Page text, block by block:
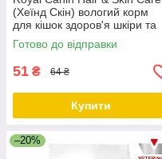
(Хеїнд Скін) вологий корм
для кішок здоров'я шкіри та
шерсті, у соусі 85 г від 12 шт.
Готово до відправки
51 ₴ 64 ₴
Купити
–20%